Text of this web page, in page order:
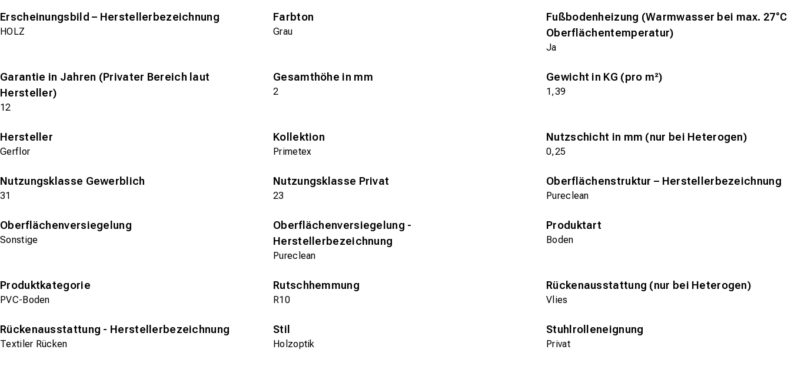
Erscheinungsbild – Herstellerbezeichnung
HOLZ
Farbton
Grau
Fußbodenheizung (Warmwasser bei max. 27°C
Oberflächentemperatur)
Ja
Garantie in Jahren (Privater Bereich laut
Hersteller)
12
Gesamthöhe in mm
2
Gewicht in KG (pro m²)
1,39
Hersteller
Gerflor
Kollektion
Primetex
Nutzschicht in mm (nur bei Heterogen)
0,25
Nutzungsklasse Gewerblich
31
Nutzungsklasse Privat
23
Oberflächenstruktur – Herstellerbezeichnung
Pureclean
Oberflächenversiegelung
Sonstige
Oberflächenversiegelung -
Herstellerbezeichnung
Pureclean
Produktart
Boden
Produktkategorie
PVC-Boden
Rutschhemmung
R10
Rückenausstattung (nur bei Heterogen)
Vlies
Rückenausstattung - Herstellerbezeichnung
Textiler Rücken
Stil
Holzoptik
Stuhlrolleneignung
Privat